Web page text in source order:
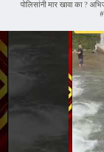
पोलिसांनी मार खावा का ?